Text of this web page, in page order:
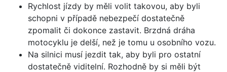
Rychlost jízdy by měli volit takovou, aby byli
schopni v případě nebezpečí dostatečně
zpomalit či dokonce zastavit. Brzdná dráha
motocyklu je delší, než je tomu u osobního vozu.
Na silnici musí jezdit tak, aby byli pro ostatní
dostatečně viditelní. Rozhodně by si měli být